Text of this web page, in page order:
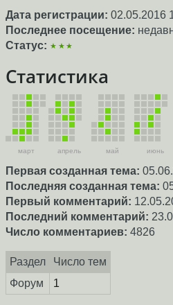
Дата регистрации: 02.05.2016
Последнее посещение:
Статус: ★★★
Статистика
март апрель май июнь
Первая созданная тема:
Последняя созданная тема:
Первый комментарий:
Последний комментарий:
Число комментариев: 4826
Раздел
Число тем
Форум
1